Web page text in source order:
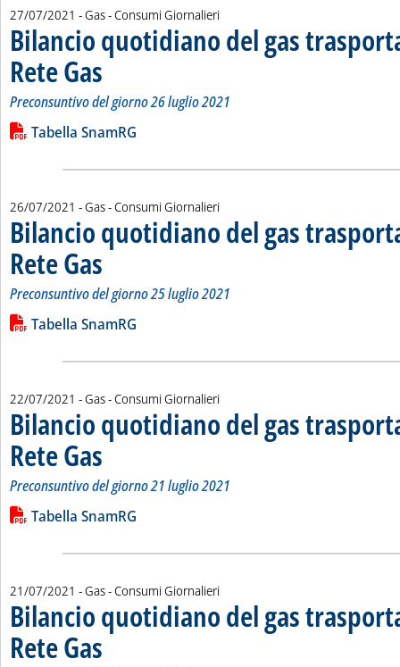
27/07/2021 - Gas - Consumi Giornalieri
Bilancio quotidiano del gas
Rete Gas . Sottotitolo: Preconsuntivo del giorno 26 luglio 2021
. Pubblicata martedì 27 luglio 2021 alle 12.0.
Preconsuntivo del giorno 26 luglio 2021
Leggi tutta la notizia: 'Bilancio quotidiano del gas
Lista allegati PDF alla notizia
Tabella SnamRG
26/07/2021 - Gas - Consumi Giornalieri
Bilancio quotidiano del gas
Rete Gas . Sottotitolo: Preconsuntivo del giorno 25 luglio 2021
. Pubblicata lunedì 26 luglio 2021 alle 11.45.
Preconsuntivo del giorno 25 luglio 2021
Leggi tutta la notizia: 'Bilancio quotidiano del gas
Lista allegati PDF alla notizia
Tabella SnamRG
22/07/2021 - Gas - Consumi Giornalieri
Bilancio quotidiano del gas
Rete Gas . Sottotitolo: Preconsuntivo del giorno 21 luglio 2021
. Pubblicata giovedì 22 luglio 2021 alle 15.28.
Preconsuntivo del giorno 21 luglio 2021
Leggi tutta la notizia: 'Bilancio quotidiano del gas
Lista allegati PDF alla notizia
Tabella SnamRG
21/07/2021 - Gas - Consumi Giornalieri
Bilancio quotidiano del gas
Rete Gas . Sottotitolo: Preconsuntivo del giorno 20 luglio 2021
. Pubblicata mercoledì 21 luglio 2021 alle 12.10.